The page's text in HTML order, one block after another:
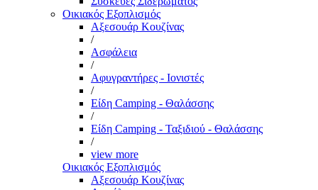
Οικιακός Εξοπλισμός
Αξεσουάρ Κουζίνας
/
Ασφάλεια
/
Αφυγραντήρες - Ιονιστές
/
Είδη Camping - Θαλάσσης
/
Είδη Camping - Ταξιδιού - Θαλάσσης
/
view more
Οικιακός Εξοπλισμός
Αξεσουάρ Κουζίνας